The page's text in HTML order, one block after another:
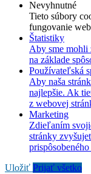
Nevyhnutné
Tieto súbory
fungovanie
Štatistiky
Aby sme mohli
na základe
Používateľská
Aby naša
najlepšie. Ak
z webovej
Marketing
Zdieľaním
stránky
Uložiť Prijať všetko